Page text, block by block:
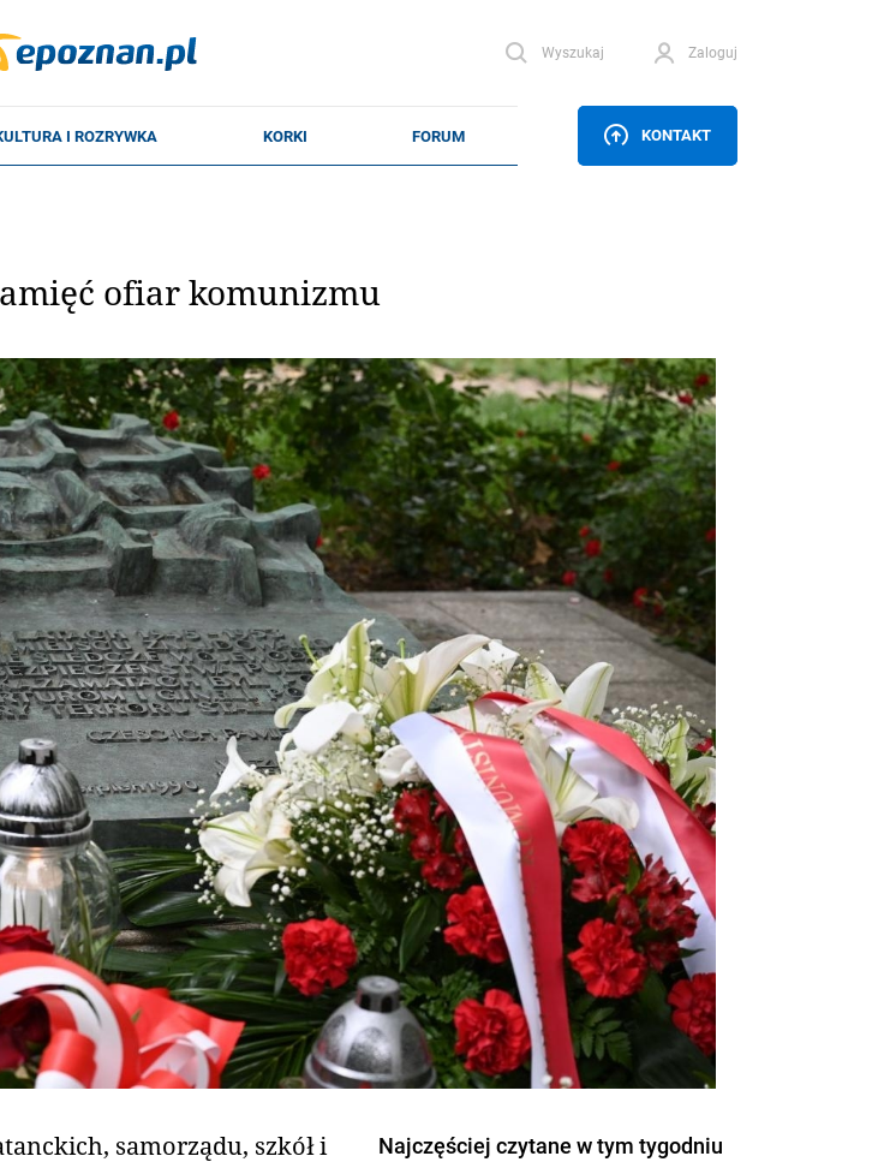
Wyszukaj Zaloguj
KONTAKT
ofiar komunizmu
samorządu, szkół i
Najczęściej czytane w tym tygodniu